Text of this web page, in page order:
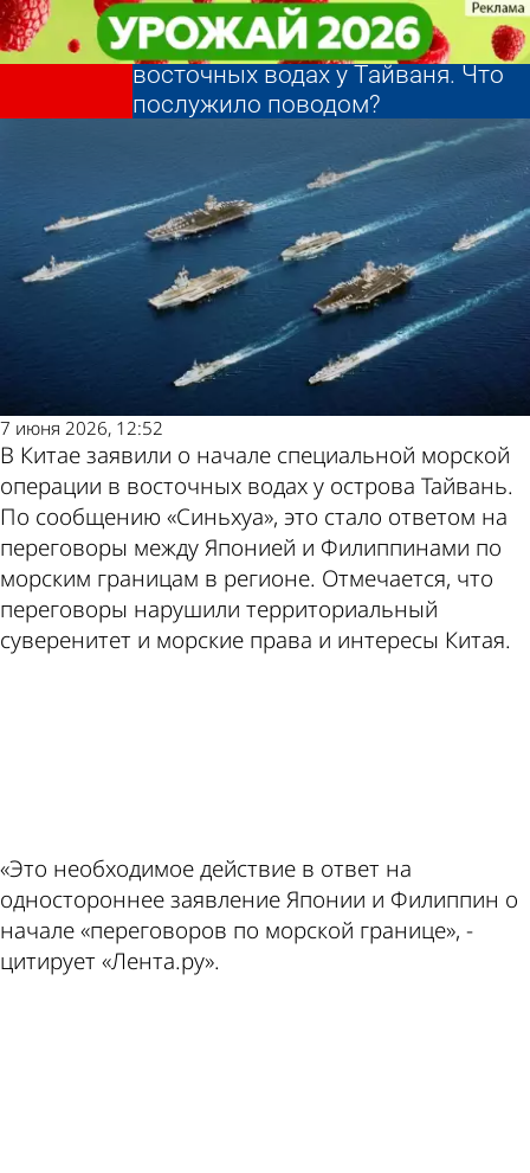
Китай объявил о начале
специальной операции в
восточных водах у Тайваня. Что
послужило поводом?
В стране и
мире
7 июня 2026, 12:52
В Китае заявили о начале специальной морской
операции в восточных водах у острова Тайвань.
По сообщению «Синьхуа», это стало ответом на
переговоры между Японией и Филиппинами по
морским границам в регионе. Отмечается, что
переговоры нарушили территориальный
суверенитет и морские права и интересы Китая.
«Это необходимое действие в ответ на
одностороннее заявление Японии и Филиппин о
начале «переговоров по морской границе», -
цитирует «Лента.ру».
Китай объявил о начале
специальной операции в
восточных водах у Тайваня. Что
послужило поводом?
В стране и
мире
Другие
новости по
теме
Погода и
курсы
валют в
Пензе